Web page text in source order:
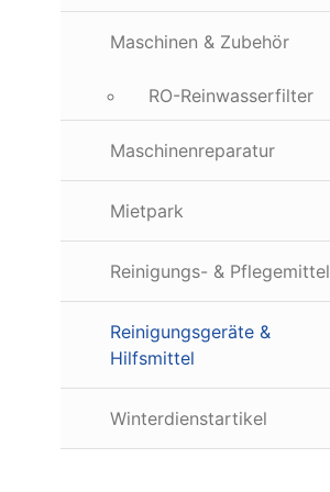
Maschinen & Zubehör
RO-Reinwasserfilter
Maschinenreparatur
Mietpark
Reinigungs- & Pflegemittel
Reinigungsgeräte &
Hilfsmittel
Winterdienstartikel